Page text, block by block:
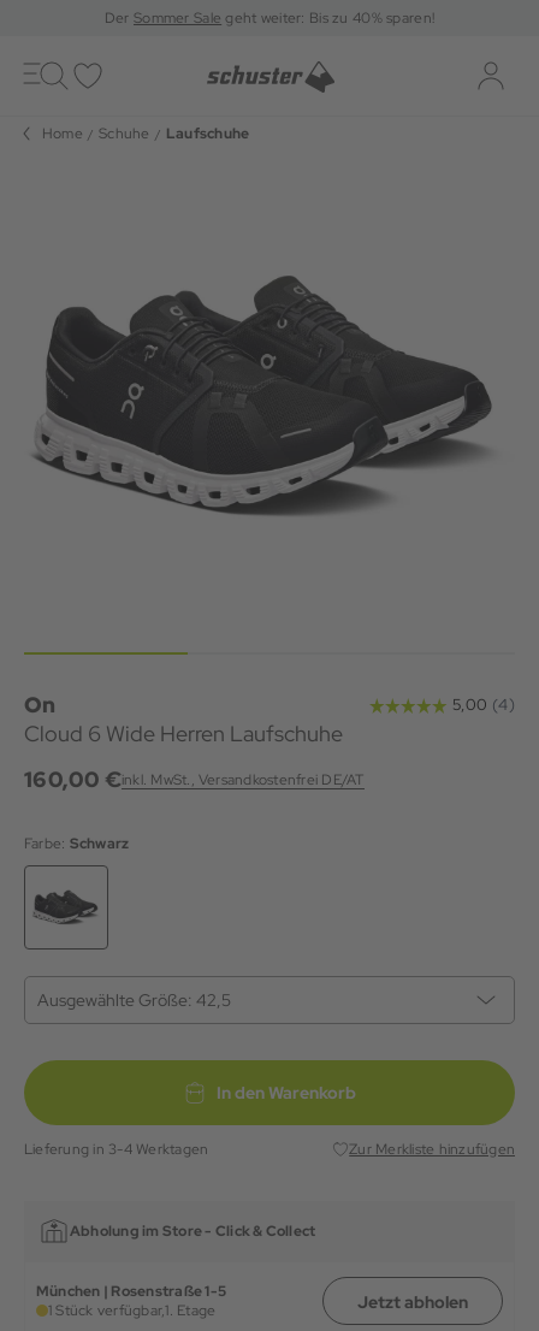
DerSommer Sale geht weiter: Bis zu 40% sparen!
Toggle
navigation
Home Schuhe Laufschuhe
On
Cloud 6 Wide Herren Laufschuhe
160,00 €inkl. MwSt., Versandkostenfrei DE/AT
Farbe: Schwarz
Ausgewählte Größe: 42,5
In den Warenkorb
Lieferung in 3-4 Werktagen Zur Merkliste hinzufügen
Abholung im Store - Click & Collect
München | Rosenstraße 1-5
1 Stück verfügbar,1. Etage Jetzt abholen